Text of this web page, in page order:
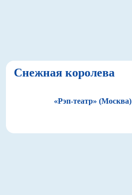
Снежная королева
«Рэп-театр» (Москва)